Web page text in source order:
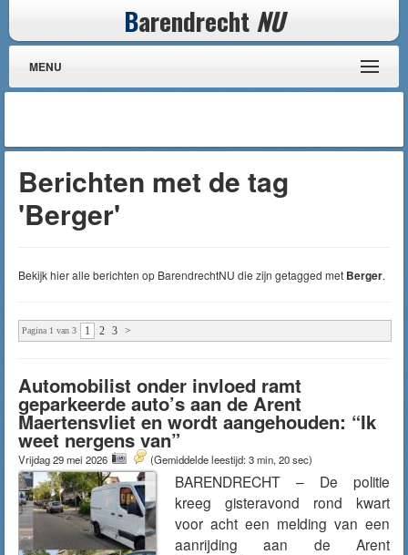
Barendrecht NU
MENU
Berichten met de tag
'Berger'
Bekijk hier alle berichten op BarendrechtNU die zijn getagged met Berger.
Pagina 1 van 3 1 2 3 >
Automobilist onder invloed ramt
geparkeerde auto’s aan de Arent
Maertensvliet en wordt aangehouden: “Ik
weet nergens van”
Vrijdag 29 mei 2026 (Gemiddelde leestijd: 3 min, 20 sec)
BARENDRECHT – De politie
kreeg gisteravond rond kwart
voor acht een melding van een
aanrijding aan de Arent